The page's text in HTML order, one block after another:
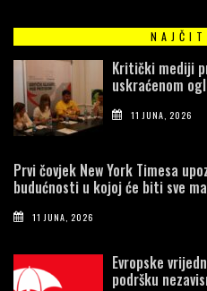
Kritički mediji
uskraćenom
11 JUNA, 2026
Prvi čovjek New York Timesa
budućnosti u kojoj će biti sve
11 JUNA, 2026
Evropske
podršku